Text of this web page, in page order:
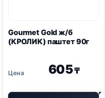
Gourmet Gold ж/б
(КРОЛИК) паштет 90г
605₸